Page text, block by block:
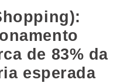
de 83% da
esperada